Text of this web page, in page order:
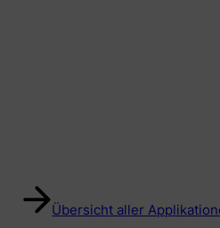
Übersicht aller